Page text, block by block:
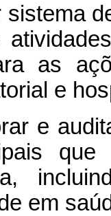
de
as
e
auditar
em